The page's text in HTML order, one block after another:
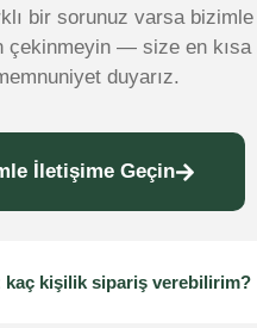
bir sorunuz varsa
çekinmeyin — size en kısa
duyarız.
İletişime Geçin
kaç kişilik sipariş verebilirim?